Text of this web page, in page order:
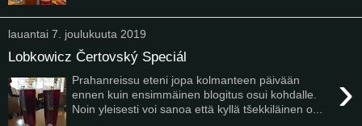
lauantai 7. joulukuuta 2019
Lobkowicz Čertovský Speciál
›
Prahanreissu eteni jopa kolmanteen päivään
ennen kuin ensimmäinen blogitus osui kohdalle.
Noin yleisesti voi sanoa että kyllä tšekkiläinen o...